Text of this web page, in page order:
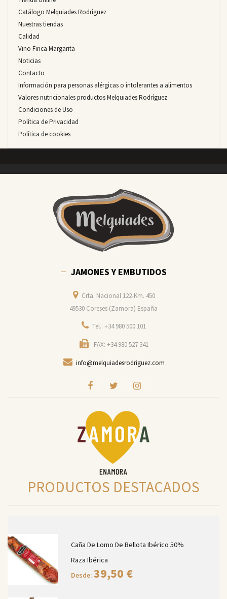
Catálogo Melquiades Rodríguez
Nuestras tiendas
Calidad
Vino Finca Margarita
Noticias
Contacto
Información para personas alérgicas o intolerantes a alimentos
Valores nutricionales productos Melquiades Rodríguez
Condiciones de Uso
Política de Privacidad
Política de cookies
JAMONES Y EMBUTIDOS
Crta. Nacional 122-Km. 450
49530 Coreses (Zamora) España
Tel.: +34 980 500 101
FAX: +34 980 527 341
info@melquiadesrodriguez.com
PRODUCTOS DESTACADOS
Caña De Lomo De Bellota Ibérico 50%
Raza Ibérica
Desde: 39,50 €